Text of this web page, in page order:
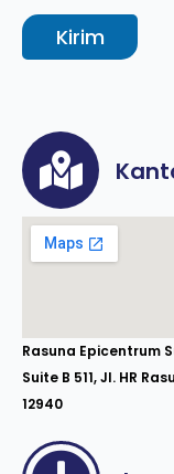
Kirim
Rasuna Epicentrum
Suite B 511, Jl. HR
12940